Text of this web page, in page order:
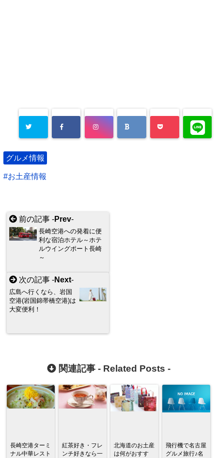
グルメ情報
お土産情報
前の記事 -Prev-
長崎空港への発着に便
利な宿泊ホテル～ホテ
ルウイングポート長崎
～
次の記事 -Next-
広島へ行くなら、岩国
空港(岩国錦帯橋空港)は
大変便利！
関連記事 - Related Posts -
長崎空港ターミ
ナル中華レスト
紅茶好き・フレ
ンチ好きなら一
北海道のお土産
は何がおすす
飛行機で名古屋
グルメ旅行♪名